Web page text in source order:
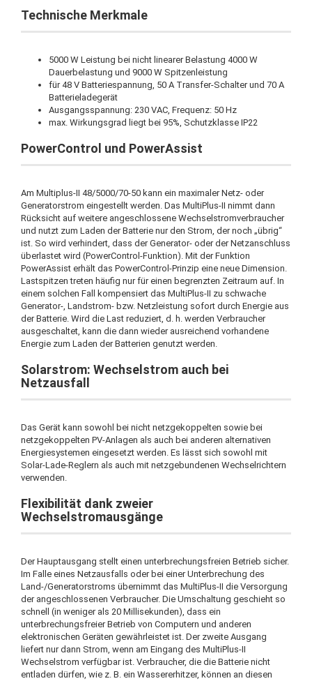
Technische Merkmale
5000 W Leistung bei nicht linearer Belastung 4000 W
Dauerbelastung und 9000 W Spitzenleistung
für 48 V Batteriespannung, 50 A Transfer-Schalter und 70 A
Batterieladegerät
Ausgangsspannung: 230 VAC, Frequenz: 50 Hz
max. Wirkungsgrad liegt bei 95%, Schutzklasse IP22
PowerControl und PowerAssist
Am Multiplus-II 48/5000/70-50 kann ein maximaler Netz- oder
Generatorstrom eingestellt werden. Das MultiPlus-II nimmt dann
Rücksicht auf weitere angeschlossene Wechselstromverbraucher
und nutzt zum Laden der Batterie nur den Strom, der noch „übrig“
ist. So wird verhindert, dass der Generator- oder der Netzanschluss
überlastet wird (PowerControl-Funktion). Mit der Funktion
PowerAssist erhält das PowerControl-Prinzip eine neue Dimension.
Lastspitzen treten häufig nur für einen begrenzten Zeitraum auf. In
einem solchen Fall kompensiert das MultiPlus-II zu schwache
Generator-, Landstrom- bzw. Netzleistung sofort durch Energie aus
der Batterie. Wird die Last reduziert, d. h. werden Verbraucher
ausgeschaltet, kann die dann wieder ausreichend vorhandene
Energie zum Laden der Batterien genutzt werden.
Solarstrom: Wechselstrom auch bei
Netzausfall
Das Gerät kann sowohl bei nicht netzgekoppelten sowie bei
netzgekoppelten PV-Anlagen als auch bei anderen alternativen
Energiesystemen eingesetzt werden. Es lässt sich sowohl mit
Solar-Lade-Reglern als auch mit netzgebundenen Wechselrichtern
verwenden.
Flexibilität dank zweier
Wechselstromausgänge
Der Hauptausgang stellt einen unterbrechungsfreien Betrieb sicher.
Im Falle eines Netzausfalls oder bei einer Unterbrechung des
Land-/Generatorstroms übernimmt das MultiPlus-II die Versorgung
der angeschlossenen Verbraucher. Die Umschaltung geschieht so
schnell (in weniger als 20 Millisekunden), dass ein
unterbrechungsfreier Betrieb von Computern und anderen
elektronischen Geräten gewährleistet ist. Der zweite Ausgang
liefert nur dann Strom, wenn am Eingang des MultiPlus-II
Wechselstrom verfügbar ist. Verbraucher, die die Batterie nicht
entladen dürfen, wie z. B. ein Wassererhitzer, können an diesen